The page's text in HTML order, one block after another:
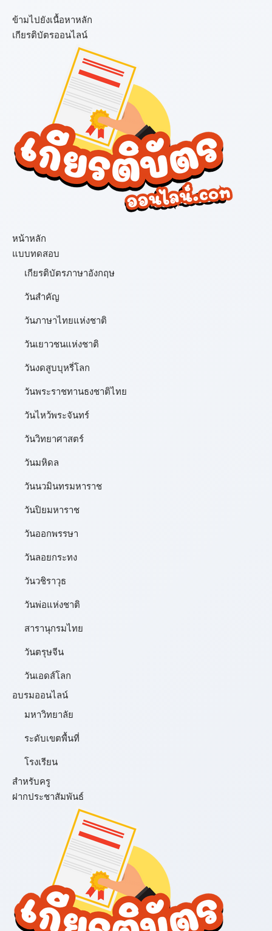
ข้ามไปยังเนื้อหาหลัก
เกียรติบัตรออนไลน์
หน้าหลัก
แบบทดสอบ
เกียรติบัตรภาษาอังกฤษ
วันสำคัญ
วันภาษาไทยแห่งชาติ
วันเยาวชนแห่งชาติ
วันงดสูบบุหรี่โลก
วันพระราชทานธงชาติไทย
วันไหว้พระจันทร์​
วันวิทยาศาสตร์
วันมหิดล
วันนวมินทรมหาราช
วันปิยมหาราช
วันออกพรรษา
วันลอยกระทง
วันวชิราวุธ
วันพ่อแห่งชาติ
สารานุกรมไทย
วันตรุษจีน
วันเอดส์โลก
อบรมออนไลน์
มหาวิทยาลัย
ระดับเขตพื้นที่
โรงเรียน
สำหรับครู
ฝากประชาสัมพันธ์